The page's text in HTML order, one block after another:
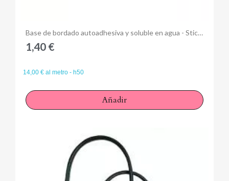
Anteprima Base de bordado autoadhesiva y soluble en agua - Sticky Fabric-Solvy
1,40 €
14,00 € al metro - h50
Añadir